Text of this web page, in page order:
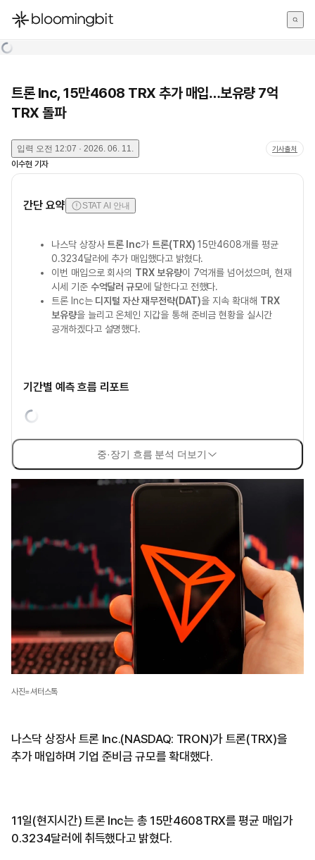
한국어
트론 Inc, 15만4608 TRX 추가 매입…보유량 7억
TRX 돌파
입력 오전 12:07 · 2026. 06. 11. 기사출처
이수현 기자
간단 요약 STAT AI 안내
나스닥 상장사 트론 Inc가 트론(TRX) 15만4608개를 평균
0.3234달러에 추가 매입했다고 밝혔다.
이번 매입으로 회사의 TRX 보유량이 7억개를 넘어섰으며, 현재
시세 기준 수억달러 규모에 달한다고 전했다.
트론 Inc는 디지털 자산 재무전략(DAT)을 지속 확대해 TRX
보유량을 늘리고 온체인 지갑을 통해 준비금 현황을 실시간
공개하겠다고 설명했다.
기간별 예측 흐름 리포트
중·장기 흐름 분석 더보기
사진=셔터스톡
나스닥 상장사 트론 Inc.(NASDAQ: TRON)가 트론(TRX)을
추가 매입하며 기업 준비금 규모를 확대했다.
11일(현지시간) 트론 Inc는 총 15만4608TRX를 평균 매입가
0.3234달러에 취득했다고 밝혔다.